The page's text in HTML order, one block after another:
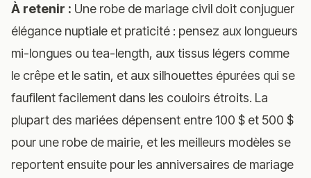
À retenir : Une robe de mariage civil doit conjuguer
élégance nuptiale et praticité : pensez aux longueurs
mi-longues ou tea-length, aux tissus légers comme
le crêpe et le satin, et aux silhouettes épurées qui se
faufilent facilement dans les couloirs étroits. La
plupart des mariées dépensent entre 100 $ et 500 $
pour une robe de mairie, et les meilleurs modèles se
reportent ensuite pour les anniversaires de mariage